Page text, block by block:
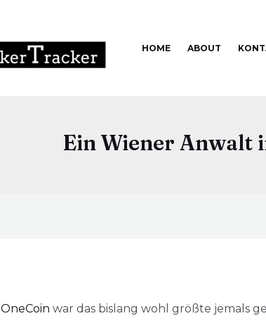
HOME ABOUT
Ein Wiener Anwalt
OneCoin war das bislang wohl größte jemals